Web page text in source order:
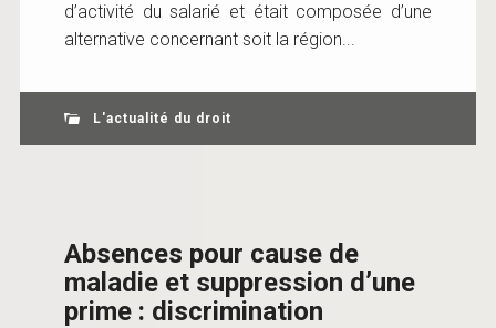
d’activité du salarié et était composée d’une
alternative concernant soit la région...
L'actualité du droit
Absences pour cause de
maladie et suppression d’une
prime : discrimination